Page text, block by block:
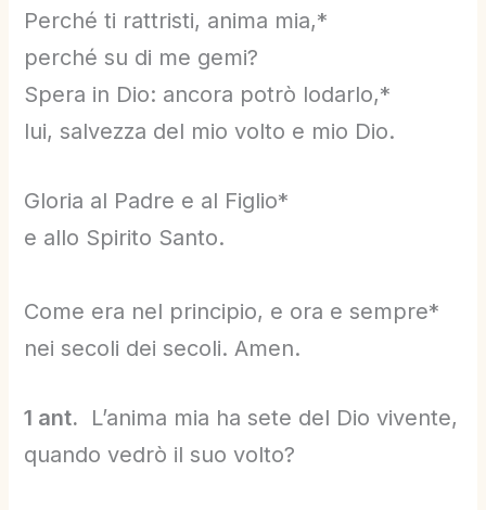
Perché ti rattristi, anima mia,*
perché su di me gemi?
Spera in Dio: ancora potrò lodarlo,*
lui, salvezza del mio volto e mio Dio.
Gloria al Padre e al Figlio*
e allo Spirito Santo.
Come era nel principio, e ora e sempre*
nei secoli dei secoli. Amen.
1 ant. L’anima mia ha sete del Dio vivente,
quando vedrò il suo volto?